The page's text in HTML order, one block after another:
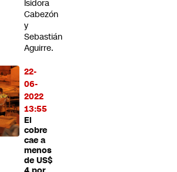
Isidora
Cabezón
y
Sebastián
Aguirre.
22-
06-
2022
13:55
El
cobre
cae a
menos
de US$